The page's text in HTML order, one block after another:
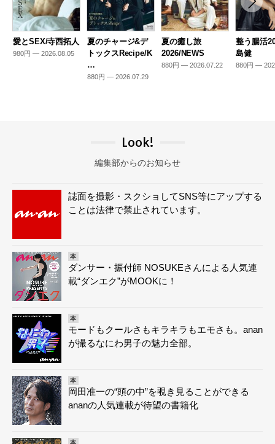
愛とSEX/寺西拓人
980円 — 2026.08.05
夏のチャージ&デ
トックスRecipe/K
…
880円 — 2026.07.29
夏の癒し旅
2026/NEWS
880円 — 2026.07.22
整う腸活
島健
880円 —
Look!
編集部からのお知らせ
誌面を撮影・スクショしてSNS等にアップする
ことは法律で禁止されています。
本
ダンサー・振付師 NOSUKEさんによる人気連
載“ダンエク”がMOOKに！
本
モードもクールさもキラキラもエモさも。anan
が撮るなにわ男子の魅力全部。
本
岡田准一の“頭の中”を覗き見ることができる
ananの人気連載が待望の書籍化
本